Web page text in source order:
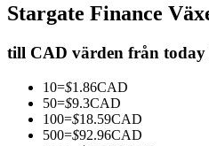
Futures med USDC som
Stargate Finance
till CAD värden från today
10=$1.86CAD
50=$9.3CAD
100=$18.59CAD
500=$92.96CAD